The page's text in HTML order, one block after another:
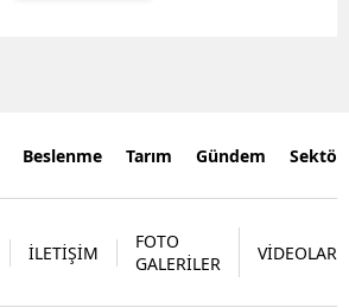
Beslenme Tarım Gündem
İLETİŞİM
FOTO
GALERİLER
VİDEOLAR